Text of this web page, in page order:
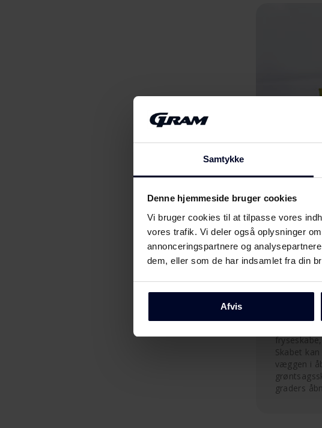
Samtykke
Denne hjemmeside bruger cookies
Vi bruger cookies til at tilpasse vores
vores trafik. Vi deler også oplysninger
annonceringspartnere og
dem, eller som de har indsamlet fra din
Afvis
Skabet
væggen i
graders